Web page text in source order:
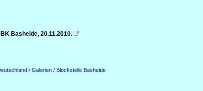
Basheide, 20.11.2010. 
/ Galerien / Blockstelle Basheide